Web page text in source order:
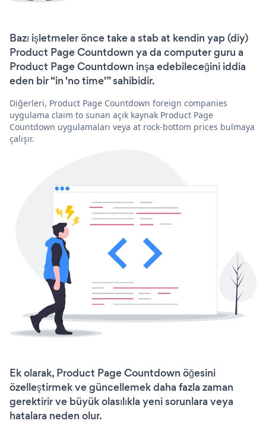
Bazı işletmeler önce take a stab at kendin yap (diy)
Product Page Countdown ya da computer guru a
Product Page Countdown inşa edebileceğini iddia
eden bir “in 'no time'” sahibidir.
Diğerleri, Product Page Countdown foreign companies
uygulama claim to sunan açık kaynak Product Page
Countdown uygulamaları veya at rock-bottom prices bulmaya
çalışır.
Ek olarak, Product Page Countdown öğesini
özelleştirmek ve güncellemek daha fazla zaman
gerektirir ve büyük olasılıkla yeni sorunlara veya
hatalara neden olur.